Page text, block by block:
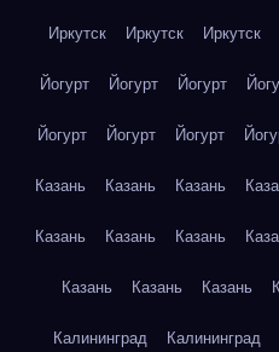
Иркутск Иркутск Иркутск
Йогурт Йогурт Йогурт
Йогурт Йогурт Йогурт
Казань Казань Казань
Казань Казань Казань
Казань Казань Казань
Калининград Калининград